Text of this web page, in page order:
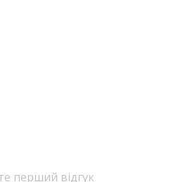
перший відгук